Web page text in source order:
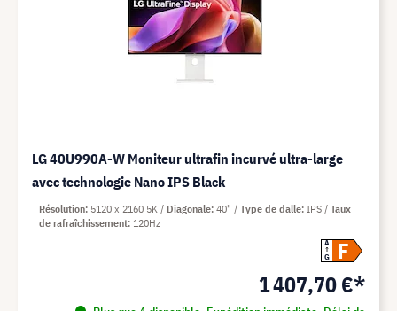
LG 40U990A-W Moniteur ultrafin incurvé ultra-large
avec technologie Nano IPS Black
A
G
F
1 407,70 €*
Résolution 5120 x 2160 5K Diagonale 40" Type de dalle IPS
Taux
de rafraîchissement 120Hz